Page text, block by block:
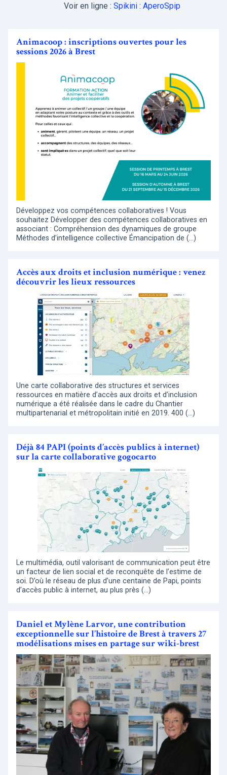
Voir en ligne : Spikini : AperoSpip
Animacoop : inscriptions ouvertes pour les
sessions 2026 à Brest
Développez vos compétences collaboratives ! Vous
souhaitez Développer des compétences collaboratives en
associant : Compréhension des dynamiques de groupe
Méthodes d’intelligence collective Émancipation de (…)
Accès aux droits et inclusion numérique : venez
découvrir les lieux ressources
Une carte collaborative des structures et services
ressources en matière d’accès aux droits et d’inclusion
numérique a été réalisée dans le cadre du Chantier
multipartenarial et métropolitain initié en 2019. 400 (…)
Déjà 84 PAPI (points d’accès publics à internet)
sur la carte collaborative gogocarto
Le multimédia, outil valorisant de communication peut être
un facteur de lien social et de reconquête de l’estime de
soi. D’où le réseau de plus d’une centaine de Papi, points
d’accès public à internet, au plus près (…)
Daniel et Mylène Larvor, une contribution
exceptionnelle sur l’histoire de Brest à travers 27
modélisations mises en partage sur wiki-brest